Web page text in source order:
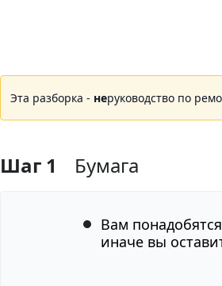
Эта разборка - неруководство по
Шаг 1 Бумага
Вам
иначе вы